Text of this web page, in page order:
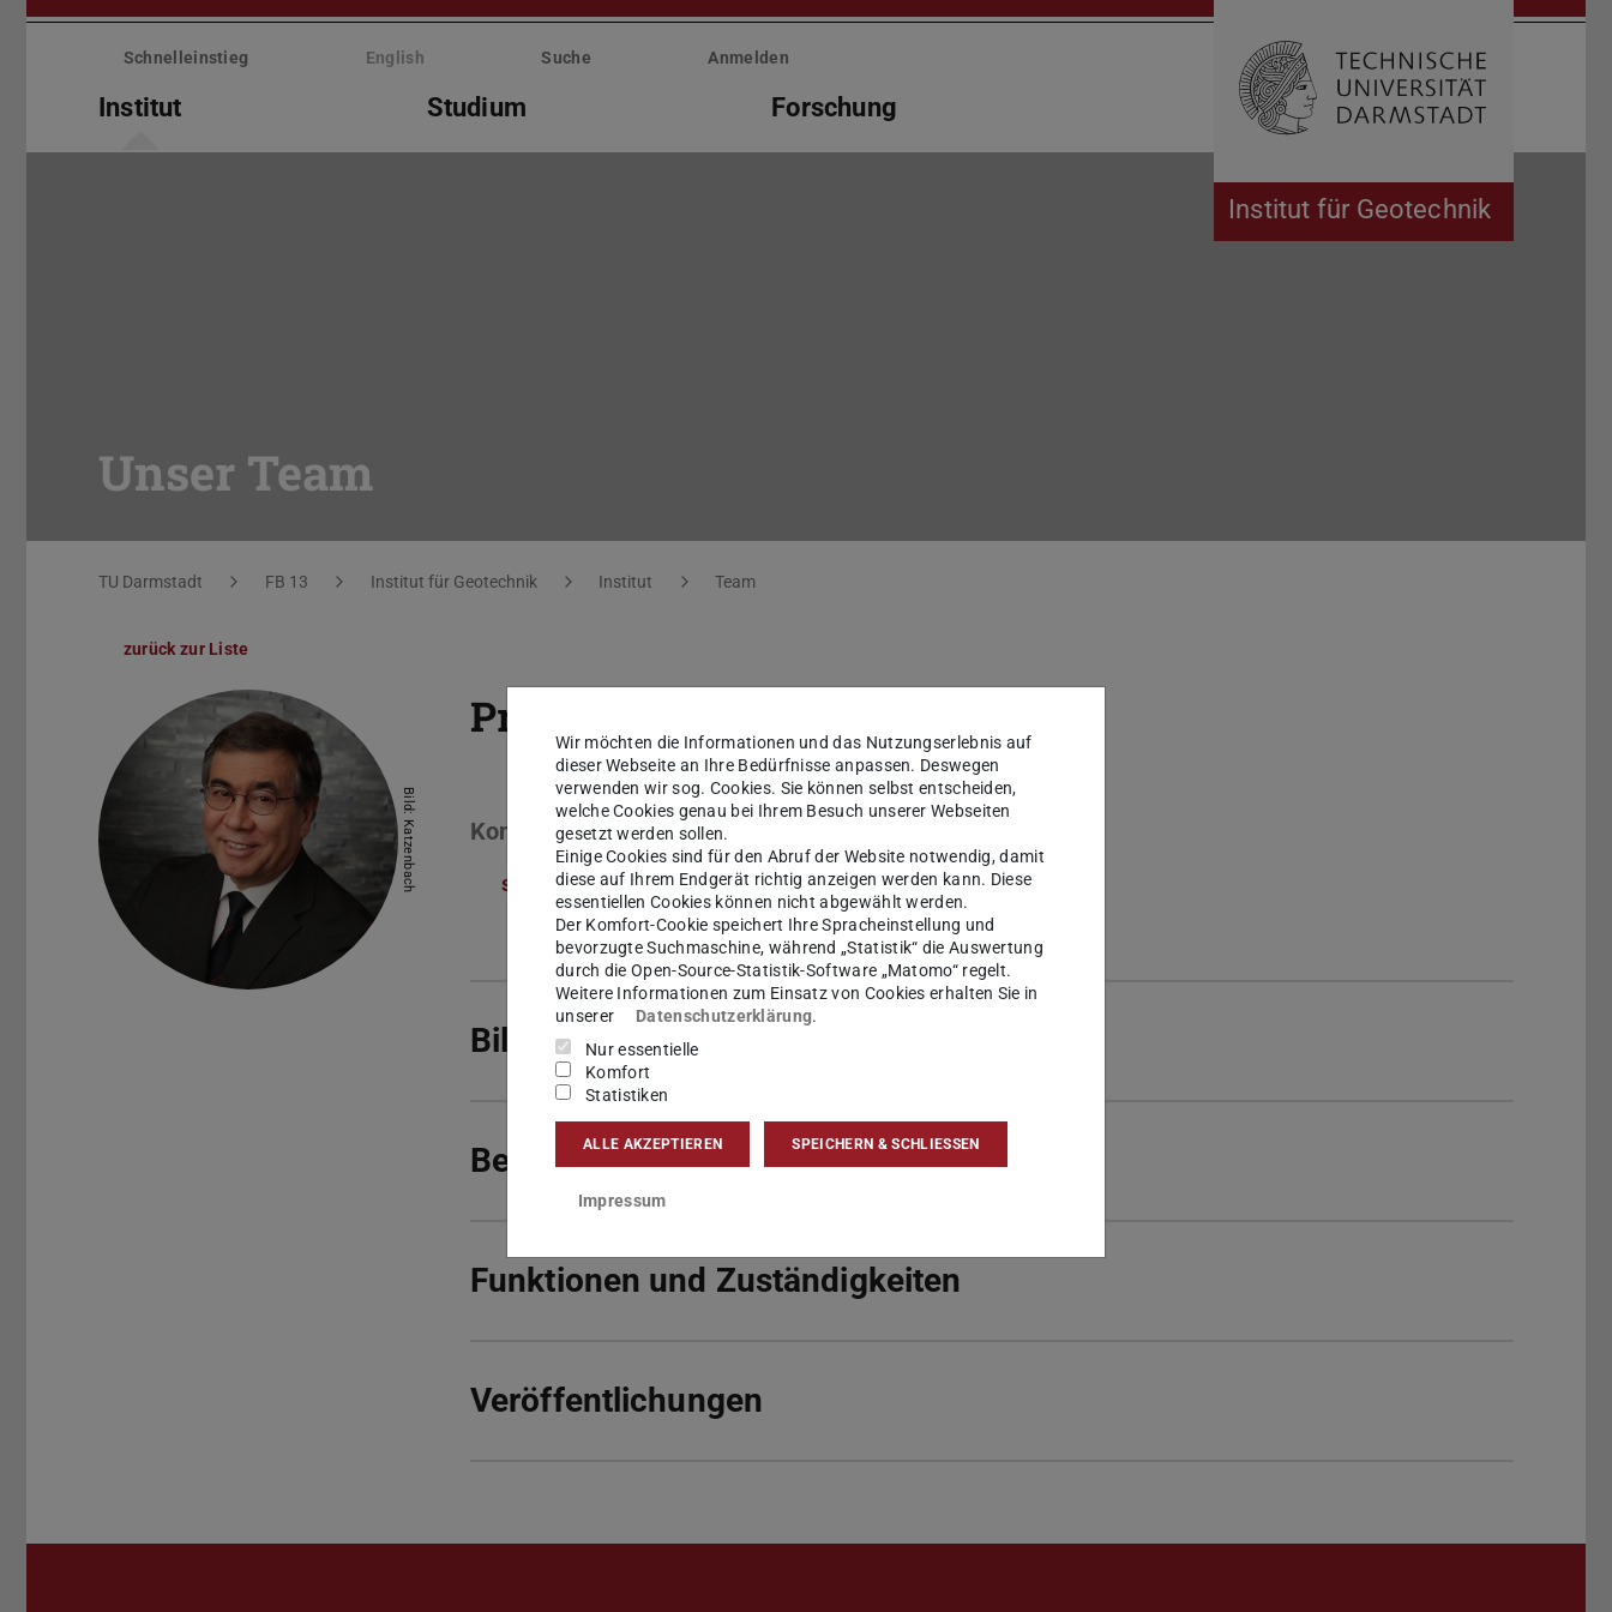
Menü
überspringen
Institut für Geotechnik
Schnelleinstieg English Suche Anmelden
Institut Studium Forschung Suche öffnen
Unser Team
Sie befinden sich hier:
TU Darmstadt FB 13 Institut für Geotechnik Institut Team
zurück zur Liste
Bild: Katzenbach
Prof. Dr.-Ing.
Kontakt
sekretariat@katzenbach-ingenieure.de
Bildungsgang
Berufliche Laufbahn
Funktionen und Zuständigkeiten
Veröffentlichungen
Wir möchten die Informationen und das Nutzungserlebnis auf
dieser Webseite an Ihre Bedürfnisse anpassen. Deswegen
verwenden wir sog. Cookies. Sie können selbst entscheiden,
welche Cookies genau bei Ihrem Besuch unserer Webseiten
gesetzt werden sollen.
Einige Cookies sind für den Abruf der Website notwendig, damit
diese auf Ihrem Endgerät richtig anzeigen werden kann. Diese
essentiellen Cookies können nicht abgewählt werden.
Der Komfort-Cookie speichert Ihre Spracheinstellung und
bevorzugte Suchmaschine, während „Statistik“ die Auswertung
durch die Open-Source-Statistik-Software „Matomo“ regelt.
Weitere Informationen zum Einsatz von Cookies erhalten Sie in
unserer
Datenschutzerklärung.
Nur essentielle
Komfort
Statistiken
ALLE AKZEPTIEREN SPEICHERN & SCHLIESSEN
Impressum